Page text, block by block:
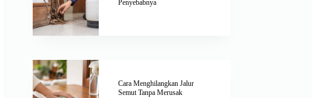
Penyebabnya
Cara Menghilangkan Jalur
Semut Tanpa Merusak